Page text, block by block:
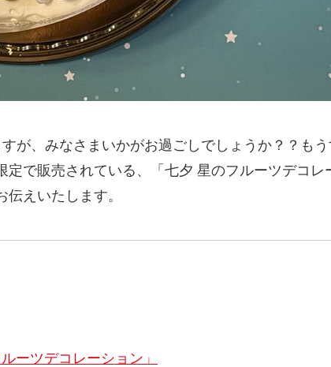
が、みなさまいかがお過ごしでしょうか？？も
定で販売されている、「七夕 星のフルーツデコレ
えいたします。
ーツデコレーション」